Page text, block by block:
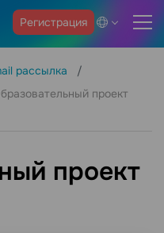
Регистрация
рассылка
проект
проект